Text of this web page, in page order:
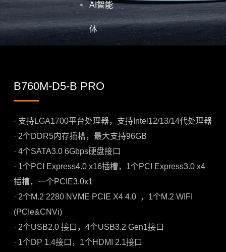
AI智能
体
B760M-D5-B PRO
· 支持LGA1700平台处理器，支持Intel12/13/14代处理器
· 2个DDR5内存插槽，最大支持96GB
· 4个SATA3.0 6Gbps硬盘接口
· 1个PCI Express4.0 x16插槽，1个PCI Express3.0 x4
插槽，一个PCIE3.0x1
· 2个M.2 2280 NVME PCIE X4 4.0 ，1个M.2 WIFI
(PCIe&CNVi)
· 2个USB2.0 接口，4个USB3.2 Gen1接口
· 1个DP 1.4接口，1个HDMI 2.1接口